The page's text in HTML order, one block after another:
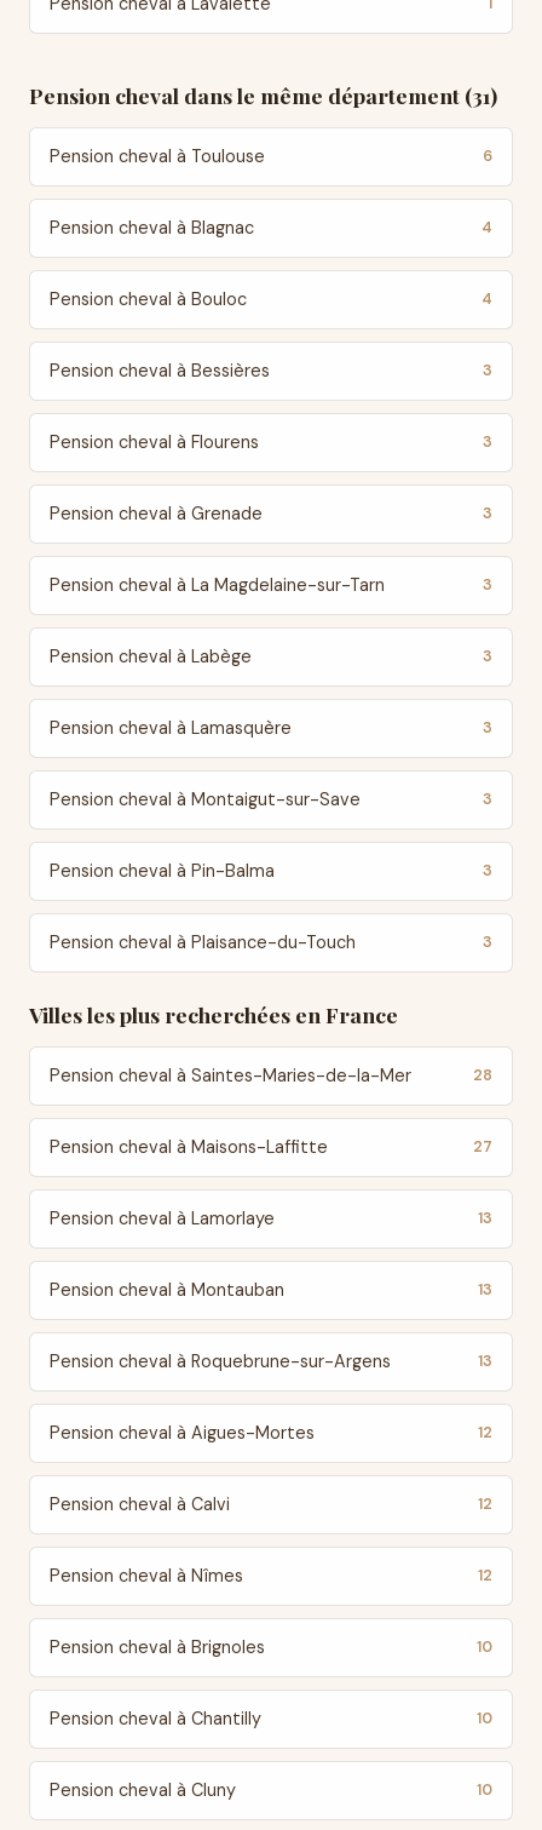
Pension cheval dans le même département (31)
Pension cheval à Toulouse 6
Pension cheval à Blagnac 4
Pension cheval à Bouloc 4
Pension cheval à Bessières 3
Pension cheval à Flourens 3
Pension cheval à Grenade 3
Pension cheval à La Magdelaine-sur-Tarn 3
Pension cheval à Labège 3
Pension cheval à Lamasquère 3
Pension cheval à Montaigut-sur-Save 3
Pension cheval à Pin-Balma 3
Pension cheval à Plaisance-du-Touch 3
Villes les plus recherchées en France
Pension cheval à Saintes-Maries-de-la-Mer 28
Pension cheval à Maisons-Laffitte 27
Pension cheval à Lamorlaye 13
Pension cheval à Montauban 13
Pension cheval à Roquebrune-sur-Argens 13
Pension cheval à Aigues-Mortes 12
Pension cheval à Calvi 12
Pension cheval à Nîmes 12
Pension cheval à Brignoles 10
Pension cheval à Chantilly 10
Pension cheval à Cluny 10